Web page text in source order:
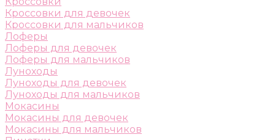
Кроссовки для девочек
Кроссовки для мальчиков
Лоферы
Лоферы для девочек
Лоферы для мальчиков
Луноходы
Луноходы для девочек
Луноходы для мальчиков
Мокасины
Мокасины для девочек
Мокасины для мальчиков